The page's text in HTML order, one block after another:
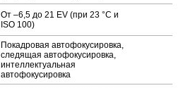
От –6,5 до 21 EV (при 23 °C и
ISO 100)
Покадровая автофокусировка,
следящая автофокусировка,
интеллектуальная
автофокусировка